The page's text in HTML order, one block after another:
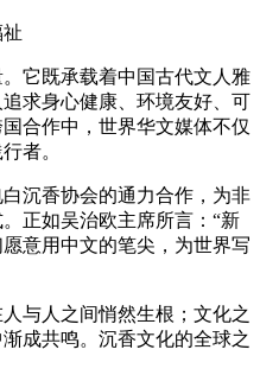
它既承载着中国古代文人雅
求身心健康、环境友好、可
合作中，世界华文媒体不仅
者。
沉香协会的通力合作，为非
正如吴治欧主席所言：“新
意用中文的笔尖，为世界写
与人之间悄然生根；文化之
成共鸣。沉香文化的全球之